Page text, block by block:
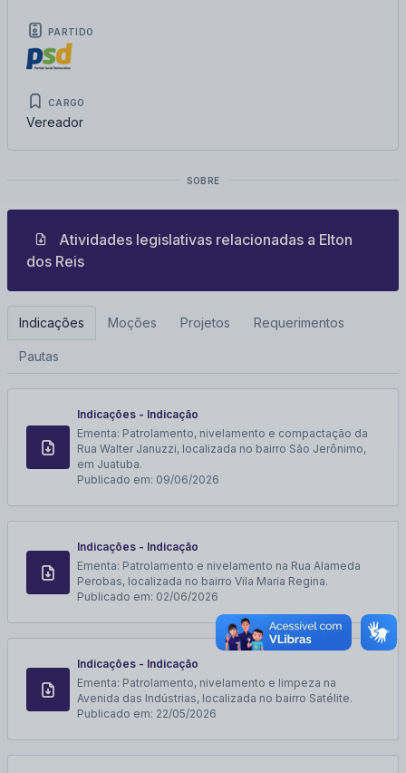
PARTIDO
CARGO
Vereador
SOBRE
Atividades legislativas relacionadas a Elton
dos Reis
Indicações Moções Projetos Requerimentos
Pautas
Indicações - Indicação
Ementa: Patrolamento, nivelamento e compactação da
Rua Walter Januzzi, localizada no bairro São Jerônimo,
em Juatuba.
Publicado em: 09/06/2026
Indicações - Indicação
Ementa: Patrolamento e nivelamento na Rua Alameda
Perobas, localizada no bairro Vila Maria Regina.
Publicado em: 02/06/2026
Indicações - Indicação
Ementa: Patrolamento, nivelamento e limpeza na
Avenida das Indústrias, localizada no bairro Satélite.
Publicado em: 22/05/2026